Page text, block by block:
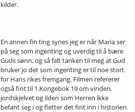
kilder.
En annen fin ting synes jeg er når Maria ser
på seg som ingenting og uverdig til å bære
Guds sønn, og så falt tanken til meg at Gud
bruker jo det som ingenting er til noe stort
for Hans rikes fremgang. Filmen refererer
også fint til 1.Kongebok 19 om vinden,
jordskjelvet og ilden som Herren ikke
befant seg i og fletter det fint inn i historien.